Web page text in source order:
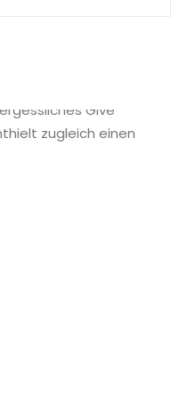
Give
zugleich einen